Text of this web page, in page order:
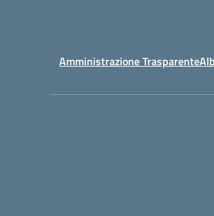
Amministrazione Trasparente